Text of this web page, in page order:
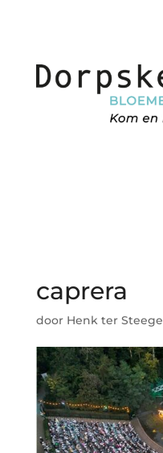
caprera
door Henk ter Steege